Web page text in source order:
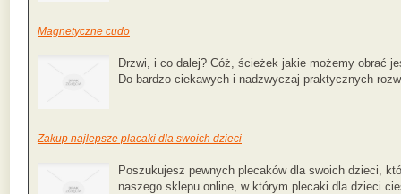
Magnetyczne cudo
Drzwi, i co dalej? Cóż, ścieżek jakie możemy obrać
Do bardzo ciekawych i nadzwyczaj praktycznych
Zakup najlepsze placaki dla swoich dzieci
Poszukujesz pewnych plecaków dla swoich dzieci,
naszego sklepu online, w którym plecaki dla dzieci